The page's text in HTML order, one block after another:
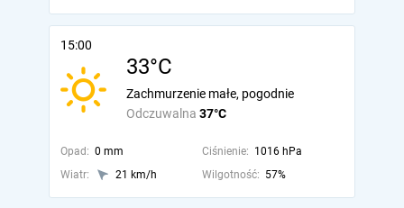
15:00
33°C
Odczuwalna 37°C
Zachmurzenie małe, pogodnie
Opad: 0 mm Ciśnienie: 1016 hPa
Wiatr:
21 km/h Wilgotność: 57%